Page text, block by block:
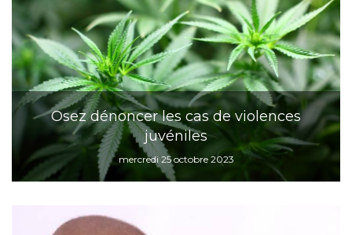
Osez dénoncer les cas de violences
juvéniles
mercredi 25 octobre 2023